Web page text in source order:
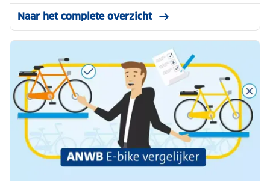
Naar het complete overzicht